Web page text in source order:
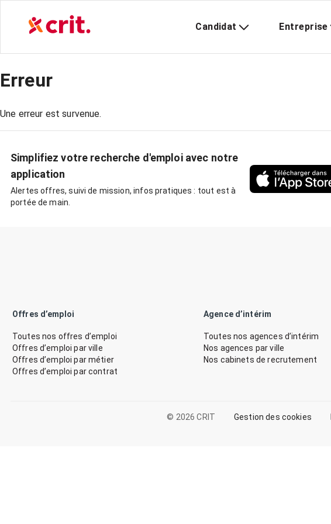
Candidat Entreprise
Erreur
Une erreur est survenue.
Simplifiez votre recherche d'emploi avec notre
application
Alertes offres, suivi de mission, infos pratiques : tout est à
portée de main.
Offres d’emploi
Toutes nos offres d’emploi
Offres d’emploi par ville
Offres d’emploi par métier
Offres d’emploi par contrat
Agence d’intérim
Toutes nos agences d’intérim
Nos agences par ville
Nos cabinets de recrutement
© 2026 CRIT Gestion des cookies